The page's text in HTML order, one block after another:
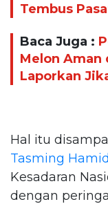
Tembus
Baca Juga :
Melon Aman
Laporkan
Hal itu
Tasming Hamid
Kesadaran
dengan